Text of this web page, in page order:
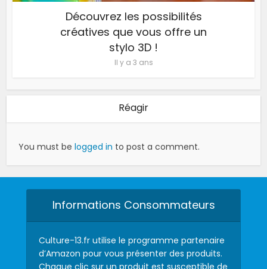
Découvrez les possibilités
créatives que vous offre un
stylo 3D !
Il y a 3 ans
Réagir
You must belogged in to post a comment.
Informations Consommateurs
Culture-13.fr utilise le programme partenaire
d’Amazon pour vous présenter des produits.